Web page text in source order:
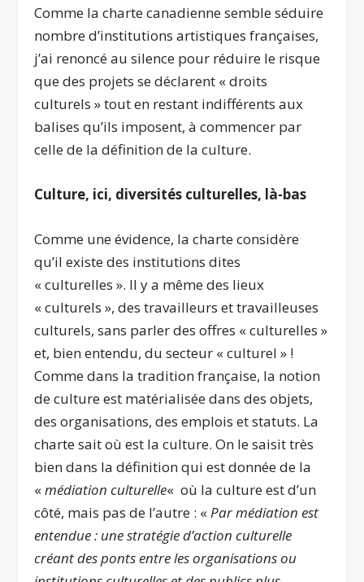
Comme la charte canadienne semble séduire
nombre d’institutions artistiques françaises,
j’ai renoncé au silence pour réduire le risque
que des projets se déclarent « droits
culturels » tout en restant indifférents aux
balises qu’ils imposent, à commencer par
celle de la définition de la culture.
Culture, ici, diversités culturelles, là-bas
Comme une évidence, la charte considère
qu’il existe des institutions dites
« culturelles ». Il y a même des lieux
« culturels », des travailleurs et travailleuses
culturels, sans parler des offres « culturelles »
et, bien entendu, du secteur « culturel » !
Comme dans la tradition française, la notion
de culture est matérialisée dans des objets,
des organisations, des emplois et statuts. La
charte sait où est la culture. On le saisit très
bien dans la définition qui est donnée de la
«médiation culturelle« où la culture est d’un
côté, mais pas de l’autre : «Par médiation est
entendue : une stratégie d’action culturelle
créant des ponts entre les organisations ou